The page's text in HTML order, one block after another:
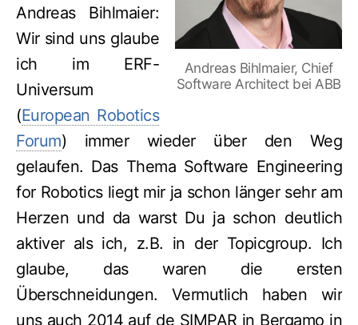
Andreas Bihlmaier, Chief
Software Architect bei ABB
Andreas Bihlmaier:
Wir sind uns glaube
ich im ERF-
Universum
(European Robotics
Forum) immer wieder über den Weg
gelaufen. Das Thema Software Engineering
for Robotics liegt mir ja schon länger sehr am
Herzen und da warst Du ja schon deutlich
aktiver als ich, z.B. in der Topicgroup. Ich
glaube, das waren die ersten
Überschneidungen. Vermutlich haben wir
uns auch 2014 auf de SIMPAR in Bergamo in